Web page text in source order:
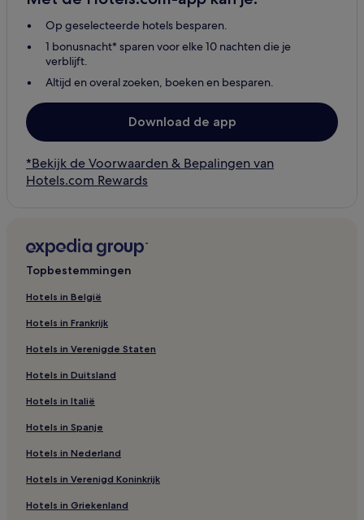
Op geselecteerde hotels besparen.
1 bonusnacht* sparen voor elke 10 nachten die je
verblijft.
Altijd en overal zoeken, boeken en besparen.
Download de app
*Bekijk de Voorwaarden & Bepalingen van
Hotels.com Rewards
Topbestemmingen
Hotels in België
Hotels in Frankrijk
Hotels in Verenigde Staten
Hotels in Duitsland
Hotels in Italië
Hotels in Spanje
Hotels in Nederland
Hotels in Verenigd Koninkrijk
Hotels in Griekenland